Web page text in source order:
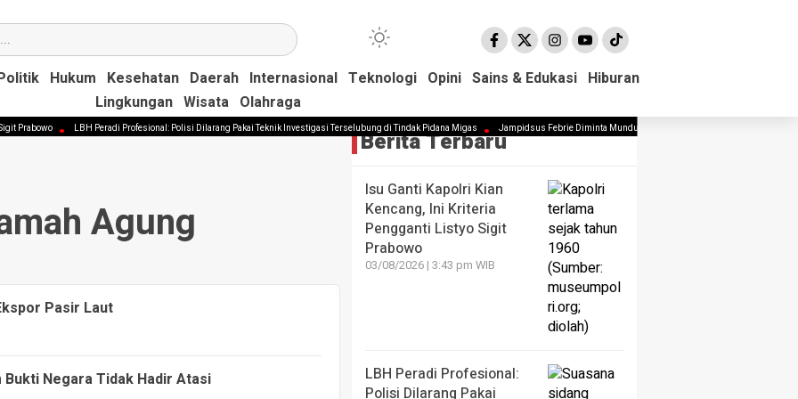
Hukum Kesehatan Daerah Internasional Teknologi Opini Sains & Edukasi Hiburan
Lingkungan Wisata Olahraga
Hukum Kesehatan Daerah Internasional Teknologi Opini Sains & Edukasi Hiburan
Lingkungan Wisata Olahraga
LBH Peradi Profesional: Polisi Dilarang Pakai Teknik Investigasi Terselubung di Tindak Pidana Migas Jampidsus Febrie Diminta Mundur Demi Jaga Marwah Kejagung dan
Agung
Pasir Laut
Negara Tidak Hadir Atasi
Berita Terbaru
Isu Ganti Kapolri Kian
Kencang, Ini Kriteria
Pengganti Listyo Sigit
Prabowo
03/08/2026 | 3:43 pm WIB
LBH Peradi Profesional:
Polisi Dilarang Pakai